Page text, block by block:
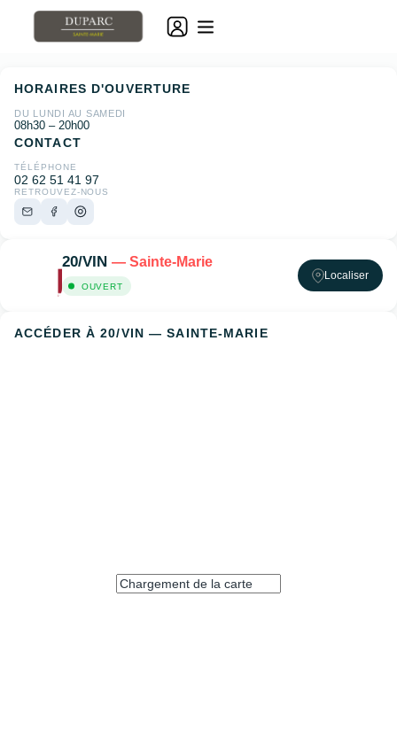
20/VIN — Sainte-Marie
OUVERT
Localiser
ACCÉDER À 20/VIN — SAINTE-MARIE
HORAIRES D'OUVERTURE
DU LUNDI AU SAMEDI
08h30 – 20h00
CONTACT
TÉLÉPHONE
02 62 51 41 97
RETROUVEZ-NOUS